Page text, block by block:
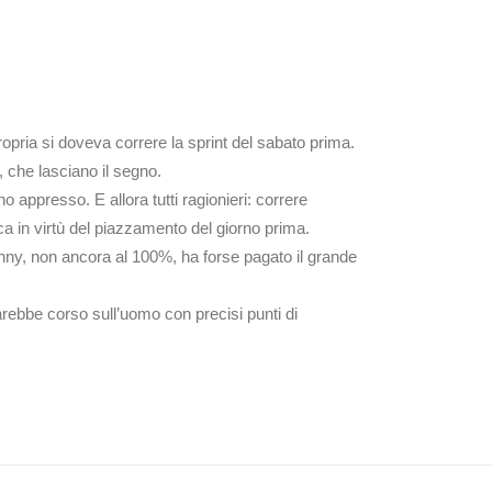
si doveva correre la sprint del sabato prima.
che lasciano il segno.
appresso. E allora tutti ragionieri: correre
in virtù del piazzamento del giorno prima.
non ancora al 100%, ha forse pagato il grande
corso sull’uomo con precisi punti di